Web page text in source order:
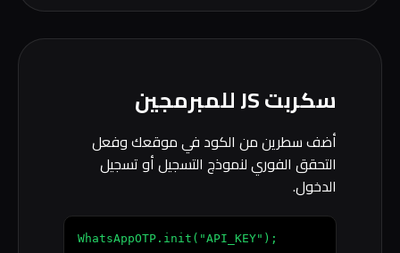
سكربت JS للمبرمجين
أضف سطرين من الكود في موقعك وفعل
التحقق الفوري لنموذج التسجيل أو تسجيل
الدخول.
WhatsAppOTP.init("API_KEY");